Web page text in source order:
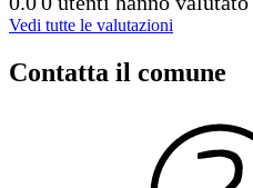
Vedi tutte le valutazioni
Contatta il comune